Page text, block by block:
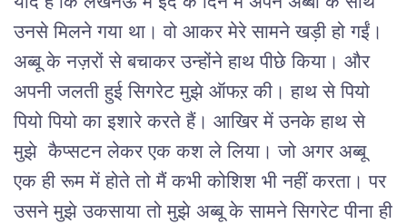
उनसे मिलने गया था। वो आकर मेरे सामने खड़ी हो गईं।
अब्बू के नज़रों से बचाकर उन्होंने हाथ पीछे किया। और
अपनी जलती हुई सिगरेट मुझे ऑफऱ की। हाथ से पियो
पियो पियो का इशारे करते हैं। आखिर में उनके हाथ से
मुझे कैप्सटन लेकर एक कश ले लिया। जो अगर अब्बू
एक ही रूम में होते तो मैं कभी कोशिश भी नहीं करता। पर
उसने मुझे उकसाया तो मुझे अब्बू के सामने सिगरेट पीना ही